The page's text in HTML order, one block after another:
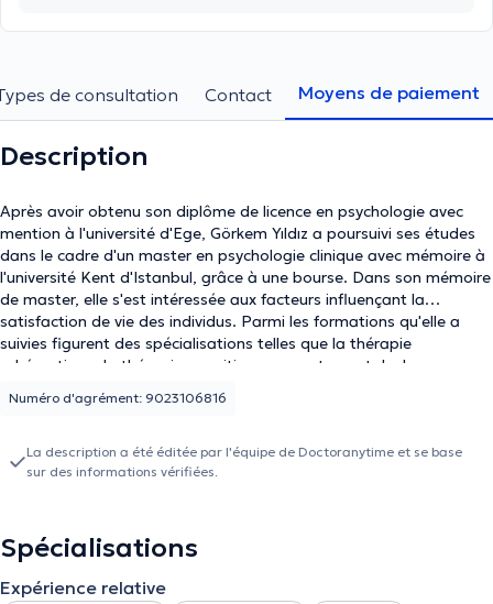
de consultation Contact Moyens de paiement
Description
Après avoir obtenu son diplôme de licence en psychologie avec
mention à l'université d'Ege, Görkem Yıldız a poursuivi ses études
dans le cadre d'un master en psychologie clinique avec mémoire à
l'université Kent d'Istanbul, grâce à une bourse. Dans son mémoire
de master, elle s'est intéressée aux facteurs influençant la
satisfaction de vie des individus. Parmi les formations qu'elle a
suivies figurent des spécialisations telles que la thérapie
schématique, la thérapie cognitivo-comportementale, la
expressive, hypnothérapie et la thérapie EMDR. Entre 2021 et
université privée, tout en exerçant en tant que psychologue
clinicienne bénévole à l'hôpital français La Paix. Elle poursuit
Numéro d'agrément: 9023106816
La description a été éditée par l'équipe de Doctoranytime et se base
sur des informations vérifiées.
Spécialisations
Expérience relative